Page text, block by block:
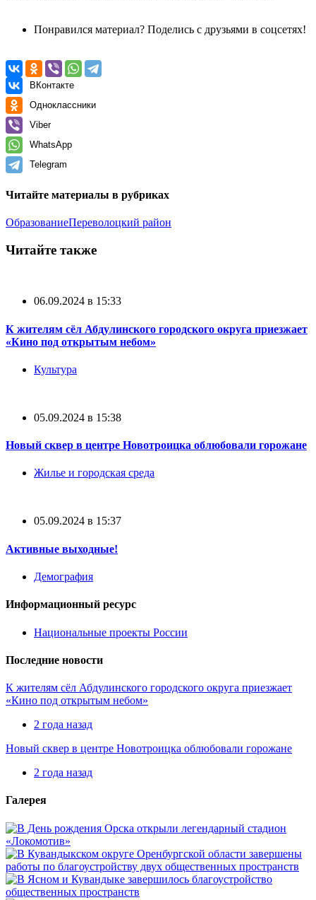
Понравился материал? Поделись с друзьями в соцсетях!
ВКонтакте
Одноклассники
Viber
WhatsApp
Telegram
Читайте материалы в рубриках
ОбразованиеПереволоцкий район
Читайте также
06.09.2024 в 15:33
К жителям сёл Абдулинского городского округа приезжает
«Кино под открытым небом»
Культура
05.09.2024 в 15:38
Новый сквер в центре Новотроицка облюбовали горожане
Жилье и городская среда
05.09.2024 в 15:37
Активные выходные!
Демография
Информационный ресурс
Национальные проекты России
Последние новости
К жителям сёл Абдулинского городского округа приезжает
«Кино под открытым небом»
2 года назад
Новый сквер в центре Новотроицка облюбовали горожане
2 года назад
Галерея